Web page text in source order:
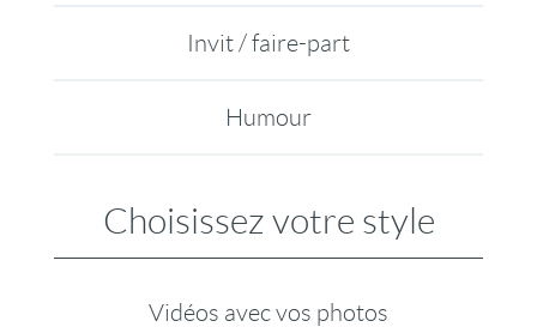
Invit / faire-part
Humour
Choisissez votre style
Vidéos avec vos photos